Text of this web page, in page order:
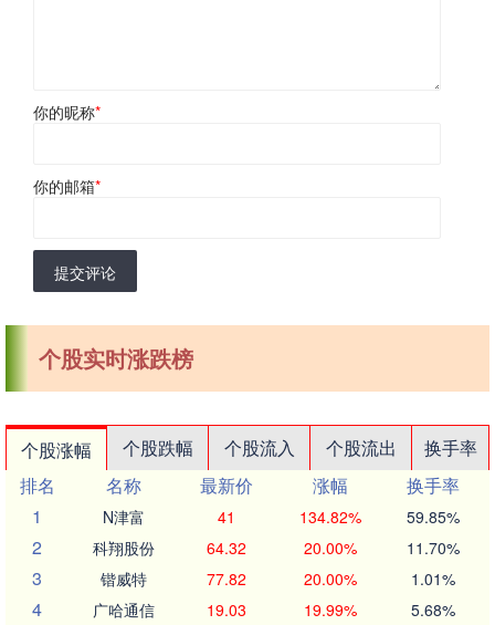
你的昵称*
你的邮箱*
提交评论
个股实时涨跌榜
个股涨幅 个股跌幅 个股流入 个股流出
换手率
排名
名称 最新价 涨幅
换手率
1
N津富 41 134.82% 59.85%
2 科翔股份 64.32 20.00% 11.70%
3 锴威特 77.82 20.00% 1.01%
4 广哈通信 19.03 19.99% 5.68%